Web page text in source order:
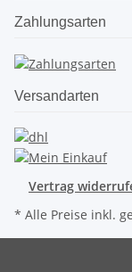
Zahlungsarten
Versandarten
Vertrag
* Alle Preise inkl.